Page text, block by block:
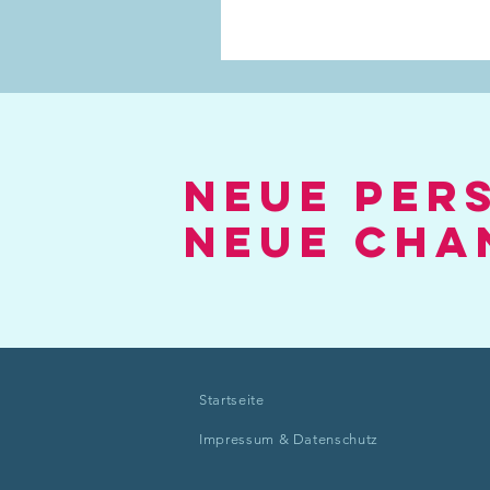
Neue
Neue
Startseite
Impressum & Datenschutz